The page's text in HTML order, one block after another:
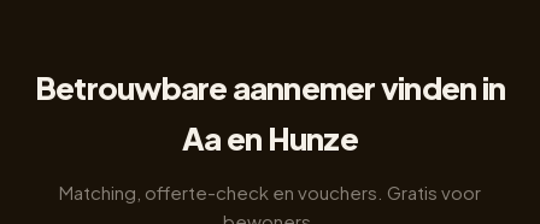
Betrouwbare aannemer vinden in
Aa en Hunze
Matching, offerte-check en vouchers. Gratis voor